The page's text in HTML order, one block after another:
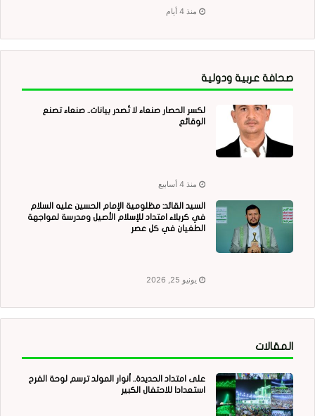
منذ 4 أيام
صحافة عربية ودولية
لكسر الحصار صنعاء لا تُصدر بيانات.. صنعاء تصنع
الوقائع
منذ 4 أسابيع
السيد القائد: مظلومية الإمام الحسين عليه السلام
في كربلاء امتداد للإسلام الأصيل ومدرسة لمواجهة
الطغيان في كل عصر
يونيو 25, 2026
المقالات
على امتداد الحديدة.. أنوار المولد ترسم لوحة الفرح
استعدادا للاحتفال الكبير